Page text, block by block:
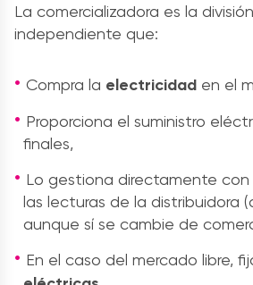
La comercializadora es la
independiente que:
Compra la electricidad en el
Proporciona el suministro
finales,
Lo gestiona directamente con
las lecturas de la distribuidora
aunque sí se cambie de
En el caso del mercado libre,